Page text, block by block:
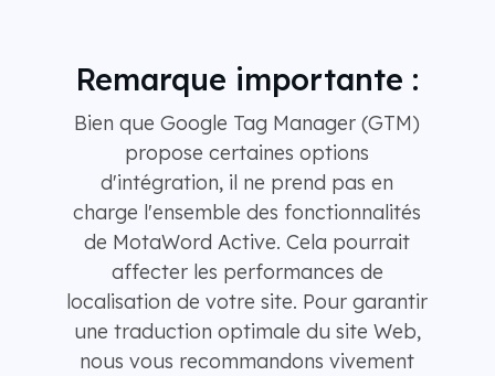
Remarque importante :
Bien que Google Tag Manager (GTM)
propose certaines options
d'intégration, il ne prend pas en
charge l'ensemble des fonctionnalités
de MotaWord Active. Cela pourrait
affecter les performances de
localisation de votre site. Pour garantir
une traduction optimale du site Web,
nous vous recommandons vivement